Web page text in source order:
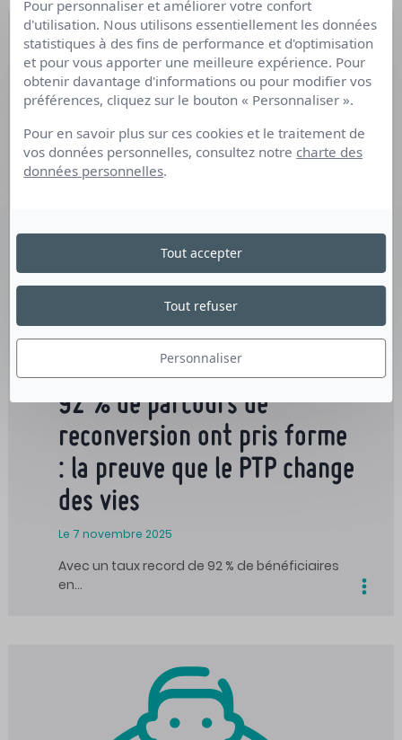
92 % de parcours de
reconversion ont pris forme
: la preuve que le PTP change
des vies
Le 7 novembre 2025
Avec un taux record de 92 % de bénéficiaires
en…
Pour personnaliser et améliorer votre confort
d'utilisation. Nous utilisons essentiellement les données
statistiques à des fins de performance et d'optimisation
et pour vous apporter une meilleure expérience. Pour
obtenir davantage d'informations ou pour modifier vos
préférences, cliquez sur le bouton « Personnaliser ».
Pour en savoir plus sur ces cookies et le traitement de
vos données personnelles, consultez notre charte des
données personnelles.
Personnaliser
Tout refuser
Tout accepter